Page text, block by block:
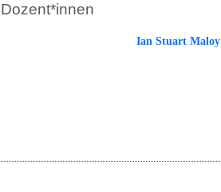
Dozent*innen
Ian Stuart Maloy